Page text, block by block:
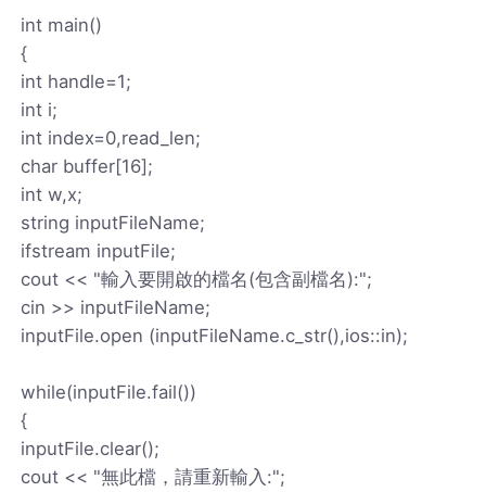
int main()
{
int handle=1;
int i;
int index=0,read_len;
char buffer[16];
int w,x;
string inputFileName;
ifstream inputFile;
cout << "輸入要開啟的檔名(包含副檔名):";
cin >> inputFileName;
inputFile.open (inputFileName.c_str(),ios::in);
while(inputFile.fail())
{
inputFile.clear();
cout << "無此檔，請重新輸入:";